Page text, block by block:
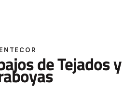
de Tejados y